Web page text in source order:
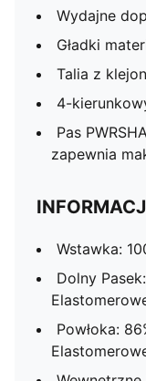
Wydajne
Gładki
Talia z
4-
Pas
zapewnia
Wstawka:
Dolny
Powłoka: